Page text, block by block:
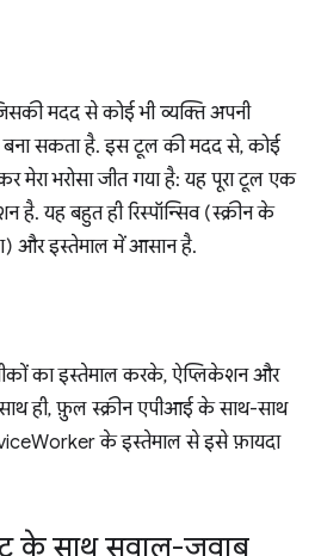
मदद से कोई भी व्यक्ति अपनी
बना सकता है. इस टूल की मदद से, कोई
मेरा भरोसा जीत गया है: यह पूरा टूल एक
है. यह बहुत ही रिस्पॉन्सिव (स्क्रीन के
और इस्तेमाल में आसान है.
का इस्तेमाल करके, ऐप्लिकेशन और
ही, फ़ुल स्क्रीन एपीआई के साथ-साथ
के इस्तेमाल से इसे फ़ायदा
के साथ सवाल-जवाब